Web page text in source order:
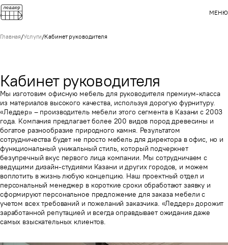
МЕНЮ
Главная/Услуги/Кабинет руководителя
Кабинет руководителя
Мы изготовим офисную мебель для руководителя премиум-класса
из материалов высокого качества, используя дорогую фурнитуру.
«Леддер» – производитель мебели этого сегмента в Казани с 2003
года. Компания предлагает более 200 видов пород древесины и
богатое разнообразие природного камня. Результатом
сотрудничества будет не просто мебель для директора в офис, но и
функциональный уникальный стиль, который подчеркнет
безупречный вкус первого лица компании. Мы сотрудничаем с
ведущими дизайн-студиями Казани и других городов, и можем
воплотить в жизнь любую концепцию. Наш проектный отдел и
персональный менеджер в короткие сроки обработают заявку и
сформируют персональное предложение для заказа мебели с
учетом всех требований и пожеланий заказчика. «Леддер» дорожит
заработанной репутацией и всегда оправдывает ожидания даже
самых взыскательных клиентов.